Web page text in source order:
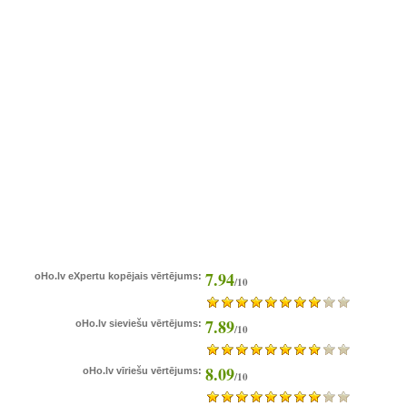
oHo.lv eXpertu kopējais vērtējums: 7.94/10
oHo.lv sieviešu vērtējums: 7.89/10
oHo.lv vīriešu vērtējums: 8.09/10